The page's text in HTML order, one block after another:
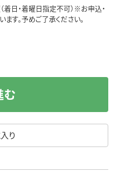
着日・着曜日指定不可）※お申込・
す。予めご了承ください。
り
む